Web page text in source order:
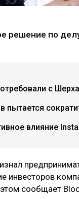
решение по
с
пытается
влияние
инвесторов
сообщает